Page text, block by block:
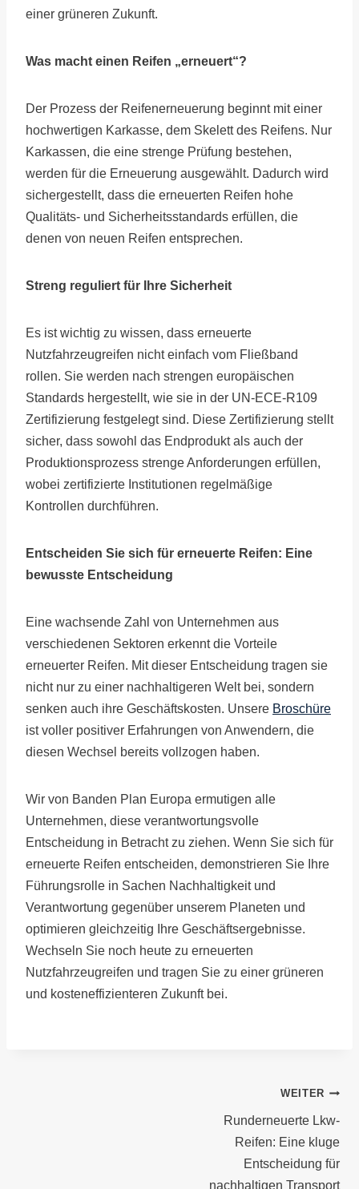
einer grüneren Zukunft.
Was macht einen Reifen „erneuert“?
Der Prozess der Reifenerneuerung beginnt mit einer
hochwertigen Karkasse, dem Skelett des Reifens. Nur
Karkassen, die eine strenge Prüfung bestehen,
werden für die Erneuerung ausgewählt. Dadurch wird
sichergestellt, dass die erneuerten Reifen hohe
Qualitäts- und Sicherheitsstandards erfüllen, die
denen von neuen Reifen entsprechen.
Streng reguliert für Ihre Sicherheit
Es ist wichtig zu wissen, dass erneuerte
Nutzfahrzeugreifen nicht einfach vom Fließband
rollen. Sie werden nach strengen europäischen
Standards hergestellt, wie sie in der UN-ECE-R109
Zertifizierung festgelegt sind. Diese Zertifizierung stellt
sicher, dass sowohl das Endprodukt als auch der
Produktionsprozess strenge Anforderungen erfüllen,
wobei zertifizierte Institutionen regelmäßige
Kontrollen durchführen.
Entscheiden Sie sich für erneuerte Reifen: Eine
bewusste Entscheidung
Eine wachsende Zahl von Unternehmen aus
verschiedenen Sektoren erkennt die Vorteile
erneuerter Reifen. Mit dieser Entscheidung tragen sie
nicht nur zu einer nachhaltigeren Welt bei, sondern
senken auch ihre Geschäftskosten. Unsere Broschüre
ist voller positiver Erfahrungen von Anwendern, die
diesen Wechsel bereits vollzogen haben.
Wir von Banden Plan Europa ermutigen alle
Unternehmen, diese verantwortungsvolle
Entscheidung in Betracht zu ziehen. Wenn Sie sich für
erneuerte Reifen entscheiden, demonstrieren Sie Ihre
Führungsrolle in Sachen Nachhaltigkeit und
Verantwortung gegenüber unserem Planeten und
optimieren gleichzeitig Ihre Geschäftsergebnisse.
Wechseln Sie noch heute zu erneuerten
Nutzfahrzeugreifen und tragen Sie zu einer grüneren
und kosteneffizienteren Zukunft bei.
WEITER
Runderneuerte Lkw-
Reifen: Eine kluge
Entscheidung für
nachhaltigen Transport